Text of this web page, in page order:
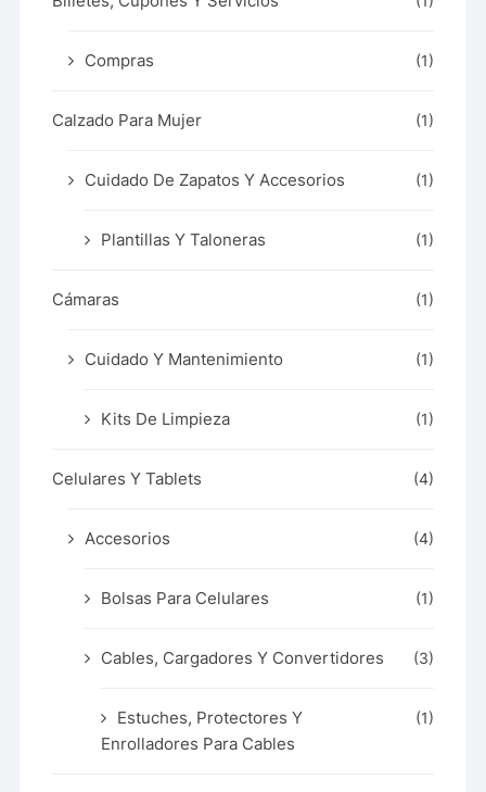
Compras (1)
Calzado Para Mujer (1)
Cuidado De Zapatos Y Accesorios (1)
Plantillas Y Taloneras (1)
Cámaras (1)
Cuidado Y Mantenimiento (1)
Kits De Limpieza (1)
Celulares Y Tablets (4)
Accesorios (4)
Bolsas Para Celulares (1)
Cables, Cargadores Y Convertidores (3)
Estuches, Protectores Y
Enrolladores Para Cables
(1)